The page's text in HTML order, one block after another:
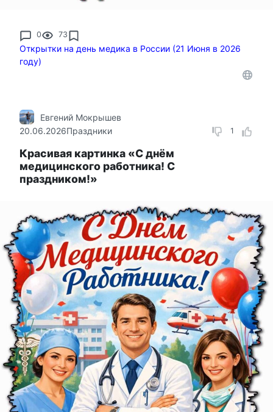
0 73
Открытки на день медика в России (21 Июня в 2026
году)
1
Евгений Мокрышев
20.06.2026Праздники
Красивая картинка «С днём
медицинского работника! С
праздником!»